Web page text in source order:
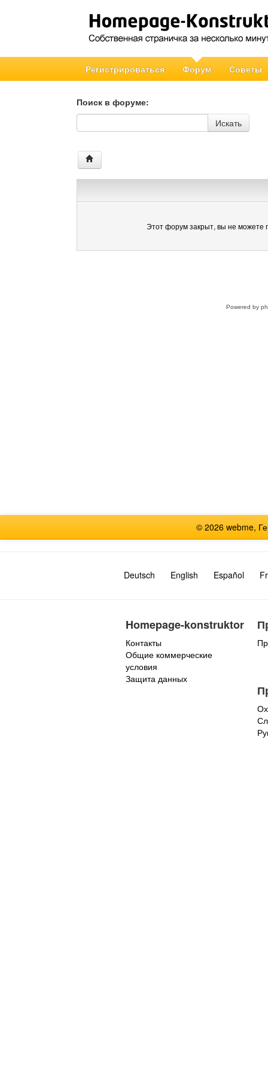
Регистрироваться Форум Советы
Поиск в форуме:
Поиск в форуме
Искать
Этот форум закрыт, вы не можете
Powered by
© 2026 webme,
Deutsch English Español
Homepage-konstruktor
Контакты
Общие коммерческие
условия
Защита данных